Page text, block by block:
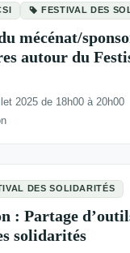
FESTIVAL DES
mécénat/
autour du
2025 de 18h00 à 20h00
DES SOLIDARITÉS
Partage
solidarités